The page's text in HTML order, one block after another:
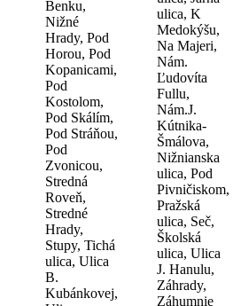
Benku,
Nižné
Hrady, Pod
Horou, Pod
Kopanicami,
Pod
Kostolom,
Pod Skálím,
Pod Stráňou,
Pod
Zvonicou,
Stredná
Roveň,
Stredné
Hrady,
Stupy, Tichá
ulica, Ulica
B.
Kubánkovej,
ulica, K
Medokýšu,
Na Majeri,
Nám.
Ľudovíta
Fullu,
Nám.J.
Kútnika-
Šmálova,
Nižnianska
ulica, Pod
Pivničiskom,
Pražská
ulica, Seč,
Školská
ulica, Ulica
J. Hanulu,
Záhrady,
Záhumnie